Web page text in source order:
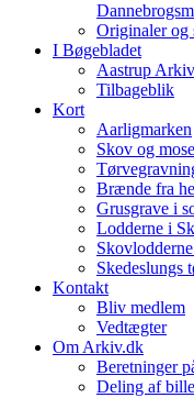
Originaler og
I Bøgebladet
Aastrup
Tilbageblik
Kort
Aarligmarken
Skov og
Brænde fra
Grusgrave i
Lodderne i
Skedeslungs
Kontakt
Bliv medlem
Vedtægter
Om Arkiv.dk
Beretninger
Deling af